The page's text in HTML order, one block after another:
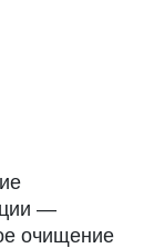
—
очищение